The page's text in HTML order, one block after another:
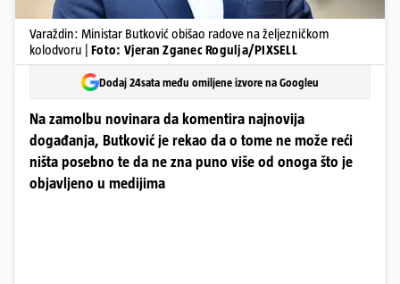
Varaždin: Ministar Butković obišao radove na željezničkom
kolodvoru | Foto: Vjeran Zganec Rogulja/PIXSELL
Dodaj 24sata među omiljene izvore na Googleu
Na zamolbu novinara da komentira najnovija
događanja, Butković je rekao da o tome ne može reći
ništa posebno te da ne zna puno više od onoga što je
objavljeno u medijima